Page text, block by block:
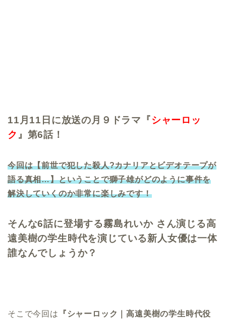
11月11日に放送の月９ドラマ『シャーロッ
ク 』第6話！
今回は【前世で犯した殺人?カナリアとビデオテープが
語る真相…】ということで獅子雄がどのように事件を
解決していくのか非常に楽しみです！
そんな6話に登場する霧島れいか さん演じる高
遠美樹の学生時代を演じている新人女優は一体
誰なんでしょうか？
そこで今回は
『シャーロック｜高遠美樹の学生時代役